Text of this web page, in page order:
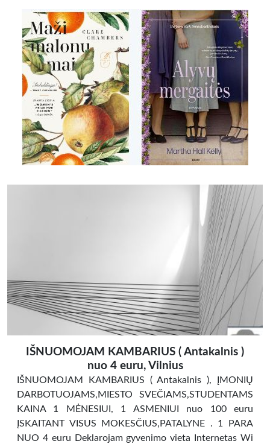
IŠNUOMOJAM KAMBARIUS ( Antakalnis )
nuo 4 euru, Vilnius
IŠNUOMOJAM KAMBARIUS ( Antakalnis ), ĮMONIŲ
DARBOTUOJAMS,MIESTO SVEČIAMS,STUDENTAMS
KAINA 1 MĖNESIUI, 1 ASMENIUI nuo 100 euru
ĮSKAITANT VISUS MOKESČIUS,PATALYNE . 1 PARA
NUO 4 euru Deklarojam gyvenimo vieta Internetas Wi